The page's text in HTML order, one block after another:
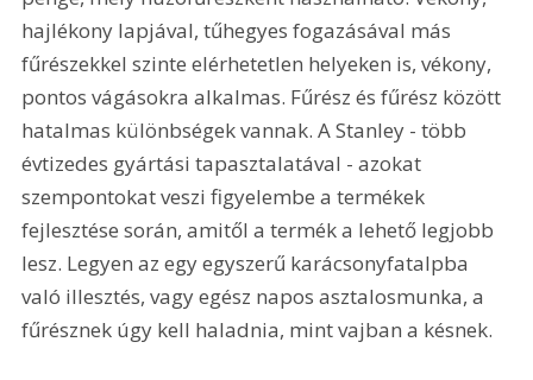
hajlékony lapjával, tűhegyes fogazásával más
fűrészekkel szinte elérhetetlen helyeken is, vékony,
pontos vágásokra alkalmas. Fűrész és fűrész között
hatalmas különbségek vannak. A Stanley - több
évtizedes gyártási tapasztalatával - azokat
szempontokat veszi figyelembe a termékek
fejlesztése során, amitől a termék a lehető legjobb
lesz. Legyen az egy egyszerű karácsonyfatalpba
való illesztés, vagy egész napos asztalosmunka, a
fűrésznek úgy kell haladnia, mint vajban a késnek.